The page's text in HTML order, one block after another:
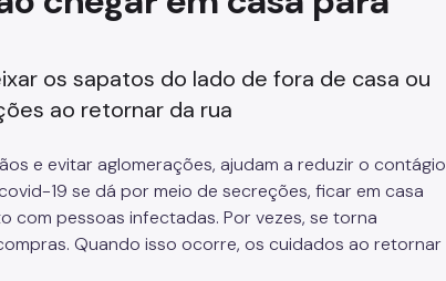
Impostos e Taxas
Legislação
Nota do Milhão
Oportunidades
os sapatos do lado de fora de casa ou
ao retornar da rua
e evitar aglomerações, ajudam a reduzir o contágio
19 se dá por meio de secreções, ficar em casa
com pessoas infectadas. Por vezes, se torna
Quando isso ocorre, os cuidados ao retornar